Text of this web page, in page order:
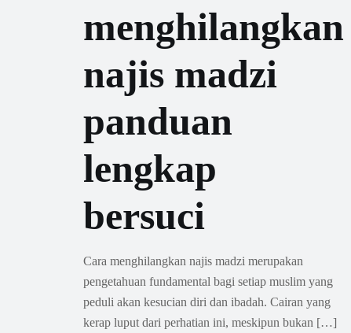
menghilangkan
najis madzi
panduan
lengkap
bersuci
Cara menghilangkan najis madzi merupakan
pengetahuan fundamental bagi setiap muslim yang
peduli akan kesucian diri dan ibadah. Cairan yang
kerap luput dari perhatian ini, meskipun bukan […]